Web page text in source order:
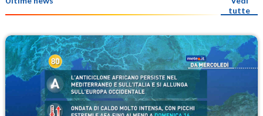
tutte